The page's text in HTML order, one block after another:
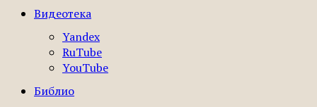
Видеотека
Yandex
RuTube
YouTube
Библио